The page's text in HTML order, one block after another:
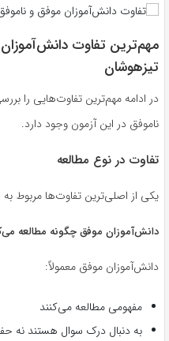
مهم‌ترین تفاوت
تیزهوشان
در ادامه مهم‌ترین تفاوت‌هایی را
ناموفق در این آزمون وجود دارد.
تفاوت در نوع مطالعه
یکی از اصلی‌ترین تفاوت‌ها مربوط به
دانش‌آموزان موفق چگونه مطالعه
دانش‌آموزان موفق معمولاً:
مفهومی مطالعه می‌کنند
به دنبال درک سوال هستند نه